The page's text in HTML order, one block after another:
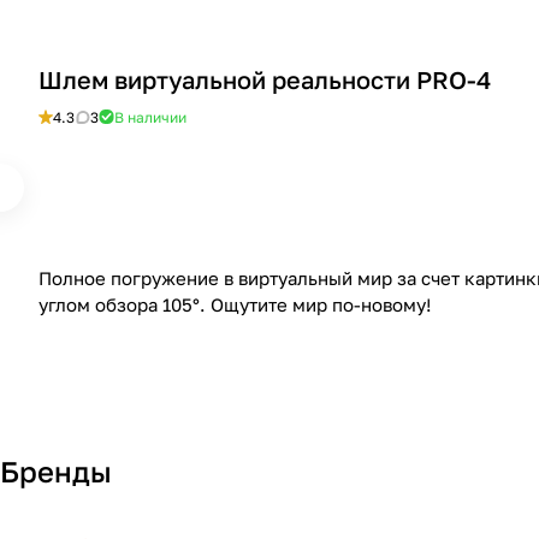
Шлем виртуальной реальности PRO-4
4.3 3 В наличии
Полное погружение в виртуальный мир за счет
углом обзора 105°. Ощутите мир по-новому!
Бренды